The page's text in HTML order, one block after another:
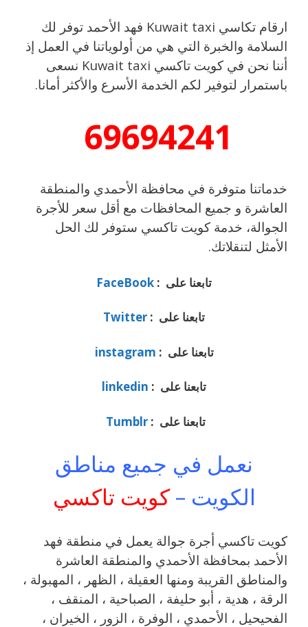
ارقام تكاسي Kuwait taxi فهد الأحمد توفر لك
السلامة والخبرة التي هي من أولوياتنا في العمل إذ
أننا نحن في كويت تاكسي Kuwait taxi نسعى
باستمرار لتوفير لكم الخدمة الأسرع والأكثر أمانا.
69694241
خدماتنا متوفرة في محافظة الأحمدي والمنطقة
العاشرة و جميع المحافظات مع أقل سعر للأجرة
الجوالة، خدمة كويت تاكسي ستوفر لك الحل
الأمثل لتنقلاتك.
تابعنا على : FaceBook
تابعنا على : Twitter
تابعنا على : instagram
تابعنا على : linkedin
تابعنا على :Tumblr
نعمل في جميع مناطق
الكويت –كويت تاكسي
كويت تاكسي أجرة جوالة يعمل في منطقة فهد
الأحمد بمحافظة الأحمدي والمنطقة العاشرة
والمناطق القريبة ‎ومنها العقيلة ، الظهر ، المهبولة ،
الرقة ، هدية ، أبو حليفة ، الصباحية ، المنقف ،
الفحيحيل ، الأحمدي ، الوفرة ، الزور ، الخيران ،